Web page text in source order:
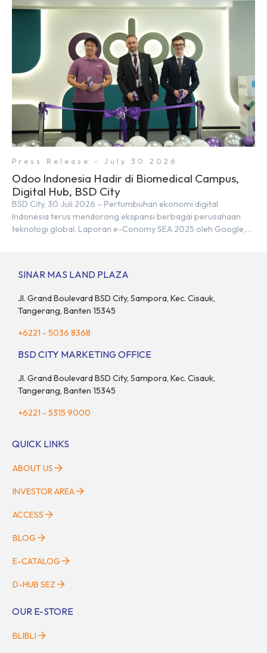
percepatan transformasi digital di berbagai sektor strategis.
Kebutuhan tersebut menjadikan pengembangan sumber daya
Press Release - July 30 2026
Odoo Indonesia Hadir di Biomedical Campus,
Digital Hub, BSD City
BSD City, 30 Juli 2026 – Pertumbuhan ekonomi digital
Indonesia terus mendorong ekspansi berbagai perusahaan
teknologi global. Laporan e-Conomy SEA 2025 oleh Google,
sebesar 14% dibandingkan dengan tahun sebelumnya. Kondisi
SINAR MAS LAND PLAZA
Jl. Grand Boulevard BSD City, Sampora, Kec. Cisauk,
Tangerang, Banten 15345
+6221 - 5036 8368
BSD CITY MARKETING OFFICE
Jl. Grand Boulevard BSD City, Sampora, Kec. Cisauk,
Tangerang, Banten 15345
+6221 - 5315 9000
QUICK LINKS
ABOUT US
INVESTOR AREA
ACCESS
BLOG
E-CATALOG
D-HUB SEZ
OUR E-STORE
BLIBLI